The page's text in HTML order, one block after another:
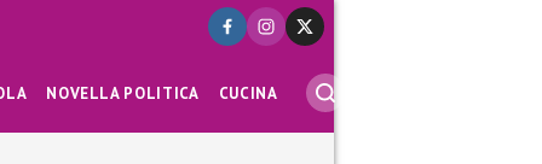
NOVELLA POLITICA CUCINA